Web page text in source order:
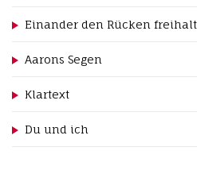
g
t
o
n
Einander den Rücken
Aarons Segen
Klartext
Du und ich